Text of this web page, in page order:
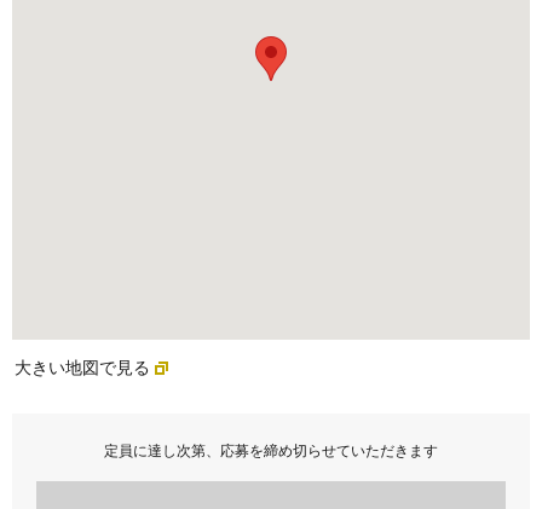
大きい地図で見る
定員に達し次第、応募を締め切らせていただきます